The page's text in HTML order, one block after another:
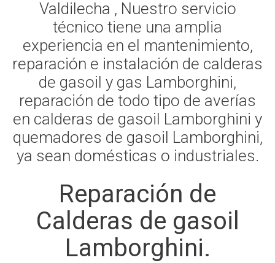
Valdilecha , Nuestro servicio
técnico tiene una amplia
experiencia en el mantenimiento,
reparación e instalación de calderas
de gasoil y gas Lamborghini,
reparación de todo tipo de averías
en calderas de gasoil Lamborghini y
quemadores de gasoil Lamborghini,
ya sean domésticas o industriales.
Reparación de
Calderas de gasoil
Lamborghini.